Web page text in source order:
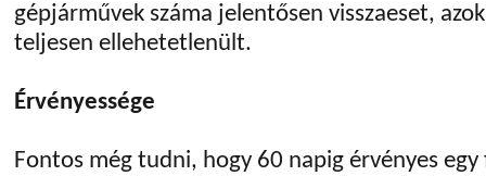
gépjárművek száma jelentősen visszaeset,
teljesen ellehetetlenült.
Érvényessége
Fontos még tudni, hogy 60 napig érvényes